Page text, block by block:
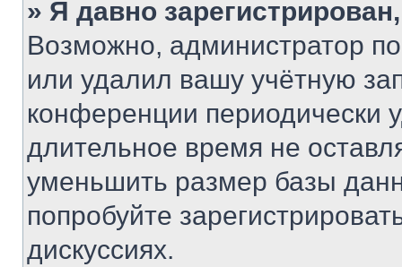
» Я давно
Возможно, администратор
или удалил вашу учётную
конференции периодически
длительное время не
уменьшить размер базы
попробуйте
дискуссиях.